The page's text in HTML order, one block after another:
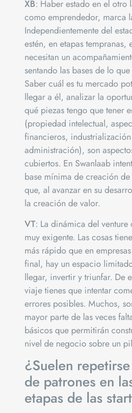
XB: Haber estado en el otro
como emprendedor, marca
Independientemente del
estén, en etapas tempranas,
necesitan un
sentando las bases de lo
Saber cuál es tu mercado
llegar a él, analizar la
qué piezas tengo que tener
(propiedad intelectual,
financieros,
administración), son
cubiertos. En Swanlaab
base mínima de creación
que, al avanzar en su
la creación de valor.
VT: La dinámica del venture
muy exigente. Las cosas
más rápido que en
final, hay un espacio
llegar, invertir y triunfar. De
viaje tienes que intentar
errores posibles. Muchos,
mayor parte de las veces
básicos que permitirán
nivel de negocio sobre un
¿Suelen
de patrones en
etapas de las